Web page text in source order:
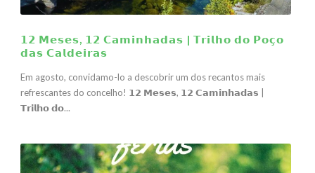
𝟭𝟮 𝗠𝗲𝘀𝗲𝘀, 𝟭𝟮 𝗖𝗮𝗺𝗶𝗻𝗵𝗮𝗱𝗮𝘀 | 𝗧𝗿𝗶𝗹𝗵𝗼 𝗱𝗼 𝗣𝗼𝗰̧𝗼
𝗱𝗮𝘀 𝗖𝗮𝗹𝗱𝗲𝗶𝗿𝗮𝘀
Em agosto, convidamo-lo a descobrir um dos recantos mais
refrescantes do concelho! 𝟭𝟮 𝗠𝗲𝘀𝗲𝘀, 𝟭𝟮 𝗖𝗮𝗺𝗶𝗻𝗵𝗮𝗱𝗮𝘀 |
𝗧𝗿𝗶𝗹𝗵𝗼 𝗱𝗼...